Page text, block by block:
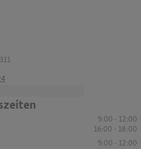
9:00 - 12:00
16:00 - 18:00
9:00 - 12:00